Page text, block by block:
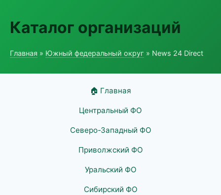
Каталог организаций
Главная » Южный федеральный округ » News 24 Direct
🏠 Главная
Центральный ФО
Северо-Западный ФО
Приволжский ФО
Уральский ФО
Сибирский ФО